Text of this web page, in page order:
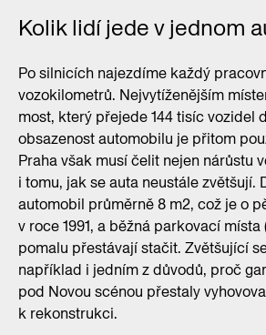
Kolik lidí jede v jednom
Po silnicích najezdíme každý
vozokilometrů. Nejvytíženějším
most, který přejede 144 tisíc vozidel
obsazenost automobilu je přitom
Praha však musí čelit nejen nárůstu
i tomu, jak se auta neustále zvětšují.
automobil průměrně 8 m2, což je o
v roce 1991, a běžná parkovací místa
pomalu přestávají stačit. Zvětšující
například i jedním z důvodů, proč
pod Novou scénou přestaly
k rekonstrukci.